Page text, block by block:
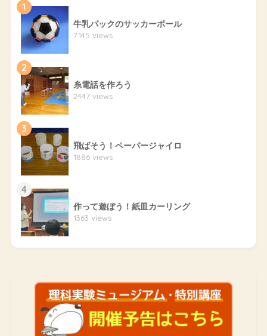
1
牛乳パックのサッカーボール
7145 views
2
糸電話を作ろう
2447 views
3
飛ばそう！ペーパージャイロ
1886 views
4
作って遊ぼう！紙皿カーリング
1363 views